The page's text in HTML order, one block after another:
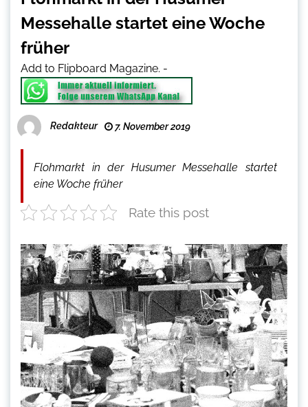
Messehalle startet eine Woche
früher
Add to Flipboard Magazine. -
Redakteur 7. November 2019
Flohmarkt in der Husumer Messehalle startet
eine Woche früher
Rate this post